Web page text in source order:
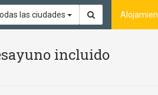
las ciudades
incluido